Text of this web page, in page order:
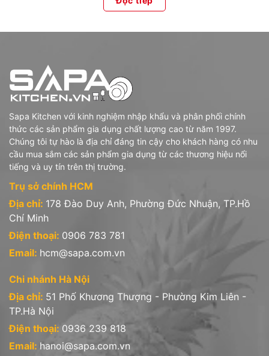
Sapa Kitchen với kinh nghiệm nhập khẩu và phân phối chính
thức các sản phẩm gia dụng chất lượng cao từ năm 1997.
Chúng tôi tự hào là địa chỉ đáng tin cậy cho khách hàng có nhu
cầu mua sắm các sản phẩm gia dụng từ các thương hiệu nổi
tiếng và uy tín trên thị trường.
Trụ sở chính HCM
Địa chỉ: 178 Đào Duy Anh, Phường Đức Nhuận, TP.Hồ
Chí Minh
Điện thoại: 0906 783 781
Email: hcm@sapa.com.vn
Chi nhánh Hà Nội
Địa chỉ: 51 Phố Khương Thượng - Phường Kim Liên -
TP.Hà Nội
Điện thoại: 0936 239 818
Email: hanoi@sapa.com.vn